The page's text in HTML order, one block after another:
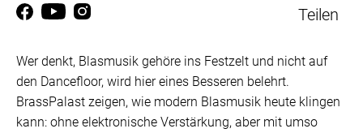
Teilen
Wer denkt, Blasmusik gehöre ins Festzelt und nicht auf
den Dancefloor, wird hier eines Besseren belehrt.
BrassPalast zeigen, wie modern Blasmusik heute klingen
kann: ohne elektronische Verstärkung, aber mit umso